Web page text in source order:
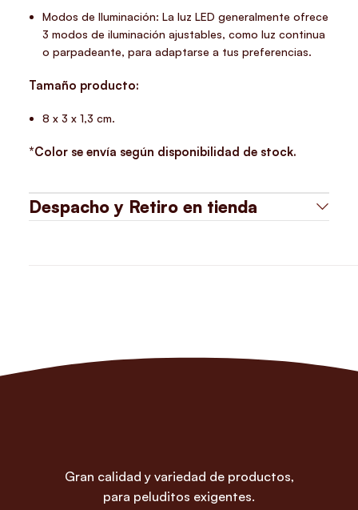
Modos de Iluminación: La luz LED generalmente ofrece
3 modos de iluminación ajustables, como luz continua
o parpadeante, para adaptarse a tus preferencias.
Tamaño producto:
8 x 3 x 1,3 cm.
*Color se envía según disponibilidad de stock.
Despacho y Retiro en tienda
Gran calidad y variedad de productos,
para peluditos exigentes.